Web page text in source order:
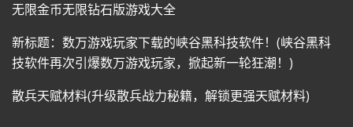
无限金币无限钻石版游戏大全
新标题：数万游戏玩家下载的峡谷黑科技软件！(峡谷黑科
技软件再次引爆数万游戏玩家，掀起新一轮狂潮！)
散兵天赋材料(升级散兵战力秘籍，解锁更强天赋材料)